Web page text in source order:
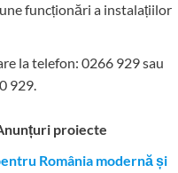
funcționări a instalațiilor
la telefon: 0266 929 sau
929.
proiecte
România modernă și